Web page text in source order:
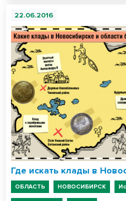
22.06.2016
Где искать клады в
ОБЛАСТЬ НОВОСИБИРСК